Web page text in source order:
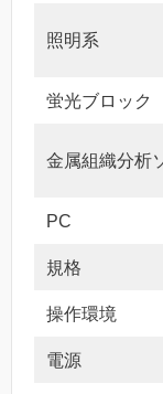
照明系
蛍光ブロック
金属組織分析
PC
規格
操作環境
電源